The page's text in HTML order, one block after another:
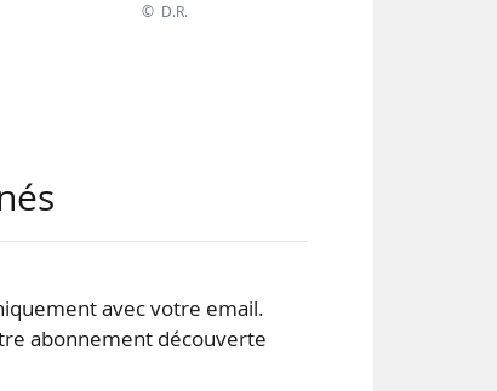
© D.R.
avec votre email.
abonnement découverte